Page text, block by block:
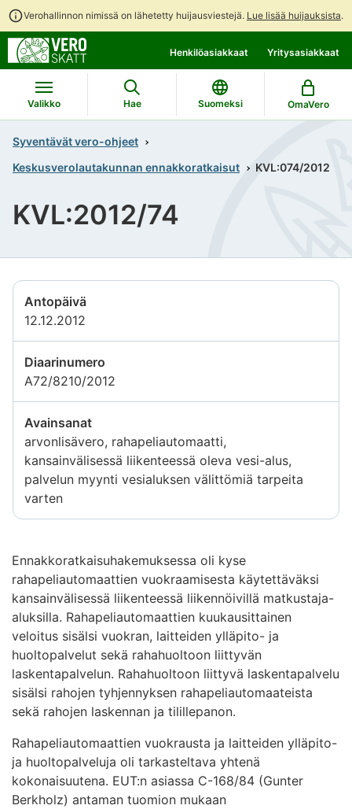
Verohallinnon nimissä on lähetetty huijausviestejä. Lue lisää huijauksista.
suoraan
sisältöön
koko
sivuston
hakuun
Henkilöasiakkaat Yritysasiakkaat
Valikko Hae Suomeksi OmaVero
Syventävät vero-ohjeet
Keskusverolautakunnan ennakkoratkaisut
KVL:074/2012
KVL:2012/74
Antopäivä
12.12.2012
Diaarinumero
A72/8210/2012
Avainsanat
arvonlisävero, rahapeliautomaatti,
kansainvälisessä liikenteessä oleva vesi-alus,
palvelun myynti vesialuksen välittömiä tarpeita
varten
Ennakkoratkaisuhakemuksessa oli kyse
rahapeliautomaattien vuokraamisesta käytettäväksi
kansainvälisessä liikenteessä liikennöivillä matkustaja-
aluksilla. Rahapeliautomaattien kuukausittainen
veloitus sisälsi vuokran, laitteiden ylläpito- ja
huoltopalvelut sekä rahahuoltoon liittyvän
laskentapalvelun. Rahahuoltoon liittyvä laskentapalvelu
sisälsi rahojen tyhjennyksen rahapeliautomaateista
sekä rahojen laskennan ja tilillepanon.
Rahapeliautomaattien vuokrausta ja laitteiden ylläpito-
ja huoltopalveluja oli tarkasteltava yhtenä
kokonaisuutena. EUT:n asiassa C-168/84 (Gunter
Berkholz) antaman tuomion mukaan